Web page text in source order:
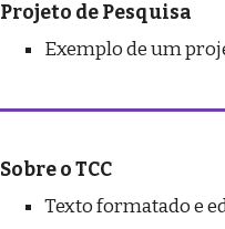
Projeto de Pesquisa
Exemplo de um
Sobre o TCC
Texto formatado e